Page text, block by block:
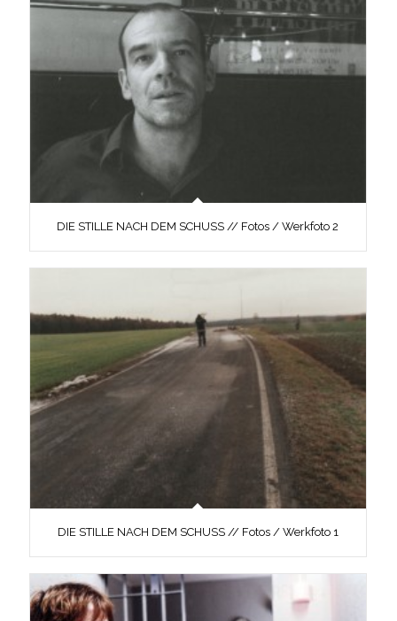
DIE STILLE NACH DEM SCHUSS // Fotos / Werkfoto 2
DIE STILLE NACH DEM SCHUSS // Fotos / Werkfoto 1